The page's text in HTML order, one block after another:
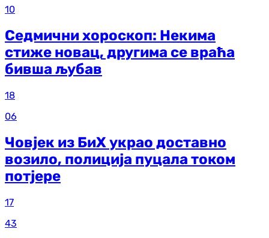
10
Седмични хороскоп: Некима
стиже новац, другима се враћа
бивша љубав
18
06
Човјек из БиХ украо доставно
возило, полиција пуцала током
потјере
17
43